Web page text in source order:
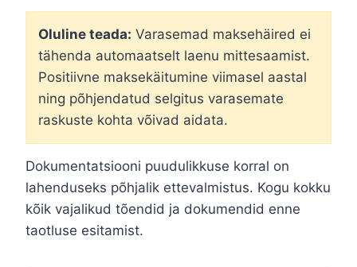
Oluline teada: Varasemad maksehäired ei
tähenda automaatselt laenu mittesaamist.
Positiivne maksekäitumine viimasel aastal
ning põhjendatud selgitus varasemate
raskuste kohta võivad aidata.
Dokumentatsiooni puudulikkuse korral on
lahenduseks põhjalik ettevalmistus. Kogu kokku
kõik vajalikud tõendid ja dokumendid enne
taotluse esitamist.